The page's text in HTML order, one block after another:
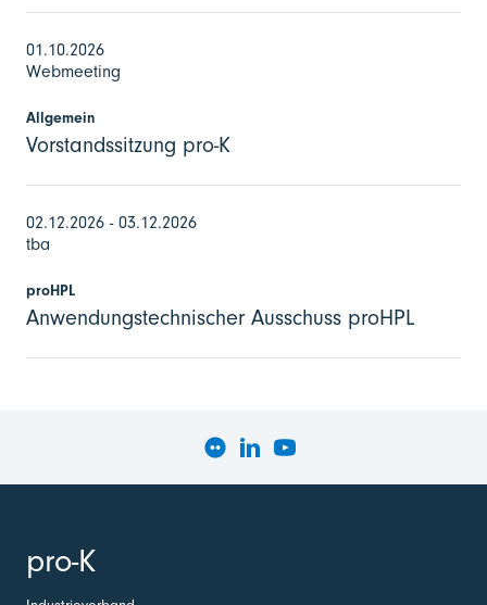
01.10.2026
Webmeeting
Allgemein
Vorstandssitzung pro-K
02.12.2026 - 03.12.2026
tba
proHPL
Anwendungstechnischer Ausschuss proHPL
pro-K